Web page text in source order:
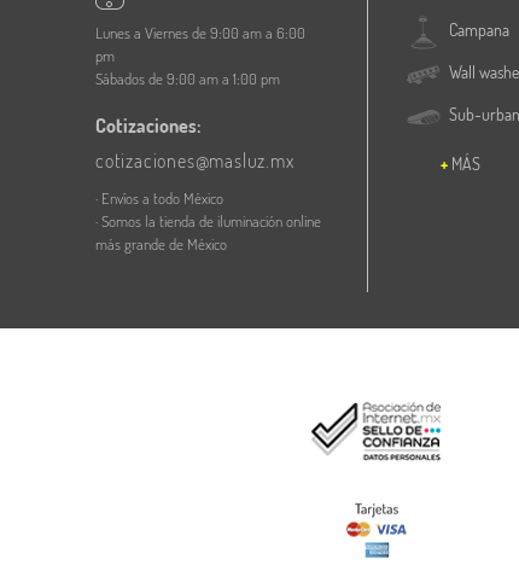
Lunes a Viernes de 9:00 am a 6:00
pm
Sábados de 9:00 am a 1:00 pm
Cotizaciones:
cotizaciones@masluz.mx
· Envíos a todo México
· Somos la tienda de iluminación online
más grande de México
Campana
Wall
Sub-
MÁS